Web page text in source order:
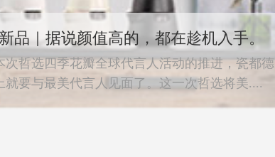
品｜据说颜值高的，都在趁机入手。
次哲选四季花瓣全球代言人活动的推进，瓷都德
就要与最美代言人见面了。这一次哲选将美....